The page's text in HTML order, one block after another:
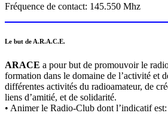
Fréquence de contact: 145.550 Mhz
Le but de A.R.A.C.E.
ARACE a pour but de promouvoir le
formation dans le domaine de l’activité et
différentes activités du radioamateur, de
liens d’amitié, et de solidarité.
• Animer le Radio-Club dont l’indicatif est: